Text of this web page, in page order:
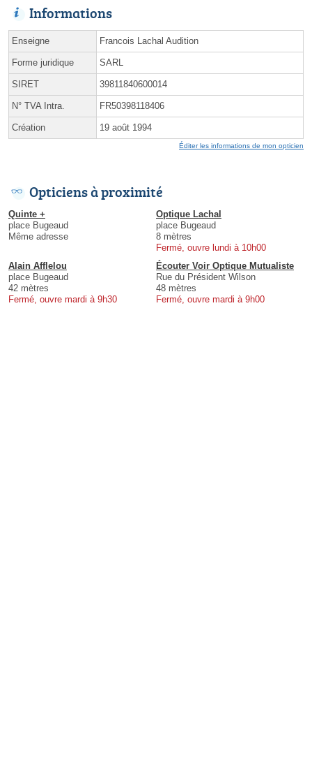
Informations
Enseigne Francois Lachal Audition
Forme juridique SARL
SIRET 39811840600014
N° TVA Intra. FR50398118406
Création 19 août 1994
Éditer les informations de mon opticien
Opticiens à proximité
Quinte +
place Bugeaud
Même adresse
Optique Lachal
place Bugeaud
8 mètres
Fermé, ouvre lundi à 10h00
Alain Afflelou
place Bugeaud
42 mètres
Fermé, ouvre mardi à 9h30
Écouter Voir Optique Mutualiste
Rue du Président Wilson
48 mètres
Fermé, ouvre mardi à 9h00